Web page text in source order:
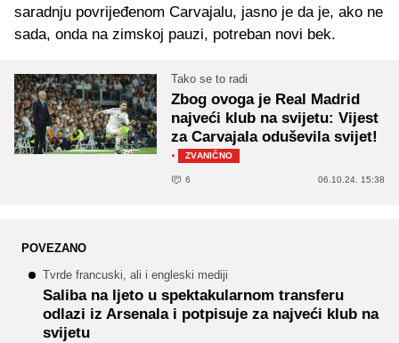
saradnju povrijeđenom Carvajalu, jasno je da je, ako ne
sada, onda na zimskoj pauzi, potreban novi bek.
Tako se to radi
Zbog ovoga je Real Madrid
najveći klub na svijetu: Vijest
za Carvajala oduševila svijet!
· ZVANIČNO
6 06.10.24. 15:38
POVEZANO
Tvrde francuski, ali i engleski mediji
Saliba na ljeto u spektakularnom transferu
odlazi iz Arsenala i potpisuje za najveći klub na
svijetu